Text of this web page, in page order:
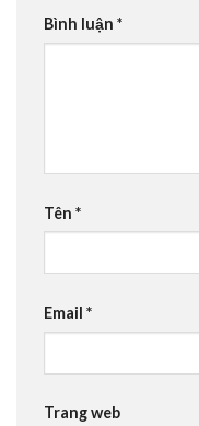
Bình luận *
Tên *
Email *
Trang web